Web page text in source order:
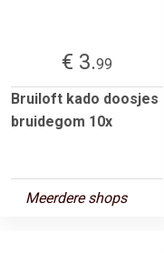
€ 3.99
Bruiloft kado doosjes
bruidegom 10x
Meerdere shops